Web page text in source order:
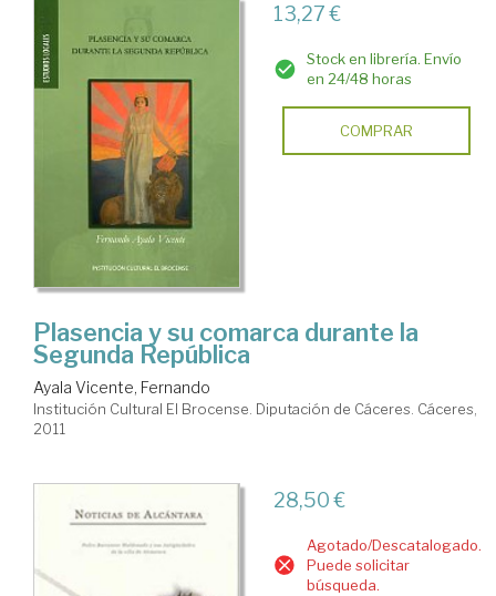
13,27 €
Stock en librería. Envío
en 24/48 horas
COMPRAR
Plasencia y su comarca durante la
Segunda República
Ayala Vicente, Fernando
Institución Cultural El Brocense. Diputación de Cáceres. Cáceres,
2011
28,50 €
Agotado/Descatalogado.
Puede solicitar
búsqueda.